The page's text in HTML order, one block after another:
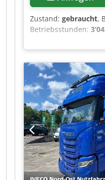
Zustand: gebraucht,
Betriebsstunden:
,
(Guadalajara) Diese
Hubarbeitsbühne
Arbeiten mit dem
einer Höhe von 15
dieselbetriebene
geländegängige
Tragfähigkeit und
Codjztgnrspfx Af Ajrf
Hubarbeitsbühne
500 kg. CE-